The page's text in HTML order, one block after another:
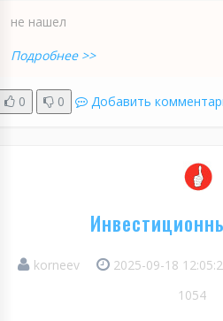
не нашел
Подробнее >>
0 0 Добавить
korneev 2025-09-18
1054